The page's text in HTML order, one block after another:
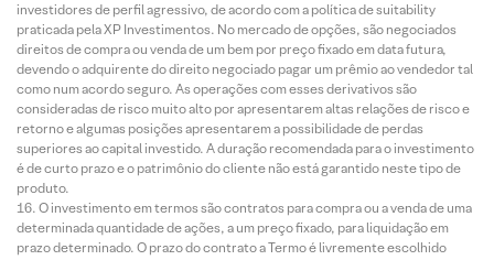
investidores de perfil agressivo, de acordo com a política de suitability
praticada pela XP Investimentos. No mercado de opções, são negociados
direitos de compra ou venda de um bem por preço fixado em data futura,
devendo o adquirente do direito negociado pagar um prêmio ao vendedor tal
como num acordo seguro. As operações com esses derivativos são
consideradas de risco muito alto por apresentarem altas relações de risco e
retorno e algumas posições apresentarem a possibilidade de perdas
superiores ao capital investido. A duração recomendada para o investimento
é de curto prazo e o patrimônio do cliente não está garantido neste tipo de
produto.
O investimento em termos são contratos para compra ou a venda de uma
determinada quantidade de ações, a um preço fixado, para liquidação em
prazo determinado. O prazo do contrato a Termo é livremente escolhido